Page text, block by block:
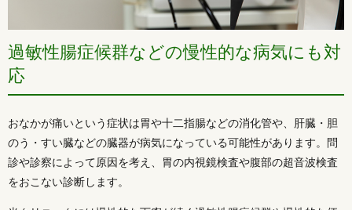
過敏性腸症候群などの慢性的な病気にも対
応
おなかが痛いという症状は胃や十二指腸などの消化管や、肝臓・胆
のう・すい臓などの臓器が病気になっている可能性があります。問
診や診察によって原因を考え、胃の内視鏡検査や腹部の超音波検査
をおこない診断します。